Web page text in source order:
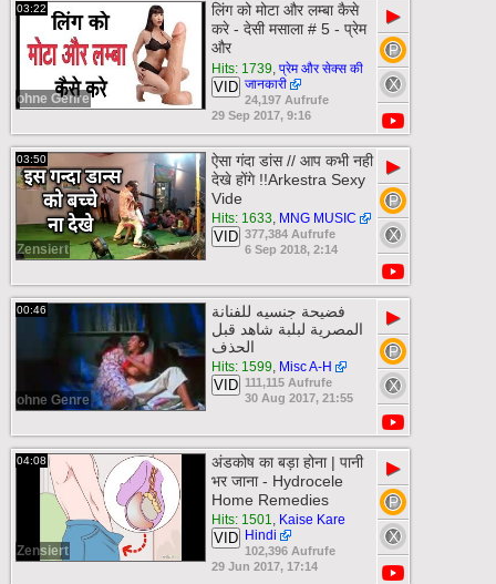
03:22
ohne Genre
लिंग को मोटा और लम्बा कैसे
करे - देसी मसाला # 5 - प्रेम
और
Hits: 1739, प्रेम और सेक्स की
जानकारी
VID
24,197 Aufrufe
29 Sep 2017, 9:16
▶
03:50
Zensiert
ऐसा गंदा डांस // आप कभी नही
देखे होंगे !!Arkestra Sexy
Vide
Hits: 1633, MNG MUSIC
VID 377,384 Aufrufe
6 Sep 2018, 2:14
▶
00:46
ohne Genre
فضيحة جنسيه للفنانة
المصرية لبلبة شاهد قبل
الحذف
Hits: 1599, Misc A-H
VID 111,115 Aufrufe
30 Aug 2017, 21:55
▶
04:08
Zensiert
अंडकोष का बड़ा होना | पानी
भर जाना - Hydrocele
Home Remedies
Hits: 1501, Kaise Kare
Hindi
VID
102,396 Aufrufe
29 Jun 2017, 17:14
▶